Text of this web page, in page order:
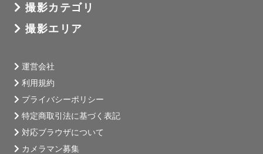
撮影カテゴリ
撮影エリア
運営会社
利用規約
プライバシーポリシー
特定商取引法に基づく表記
対応ブラウザについて
カメラマン募集